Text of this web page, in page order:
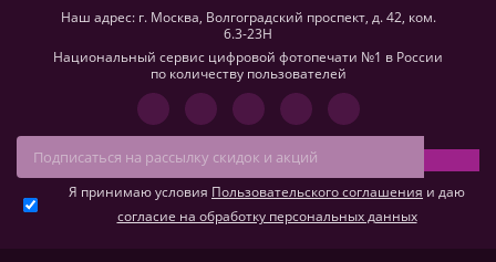
Наш адрес: г. Москва, Волгоградский проспект, д. 42, ком.
6.3-23H
Национальный сервис цифровой фотопечати №1 в России
по количеству пользователей
Я принимаю условия Пользовательского соглашения и даю
согласие на обработку персональных данных